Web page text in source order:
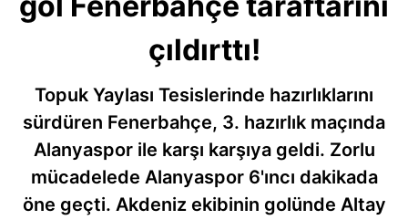
çıldırttı!
Topuk Yaylası Tesislerinde hazırlıklarını
sürdüren Fenerbahçe, 3. hazırlık maçında
Alanyaspor ile karşı karşıya geldi. Zorlu
mücadelede Alanyaspor 6'ıncı dakikada
öne geçti. Akdeniz ekibinin golünde Altay